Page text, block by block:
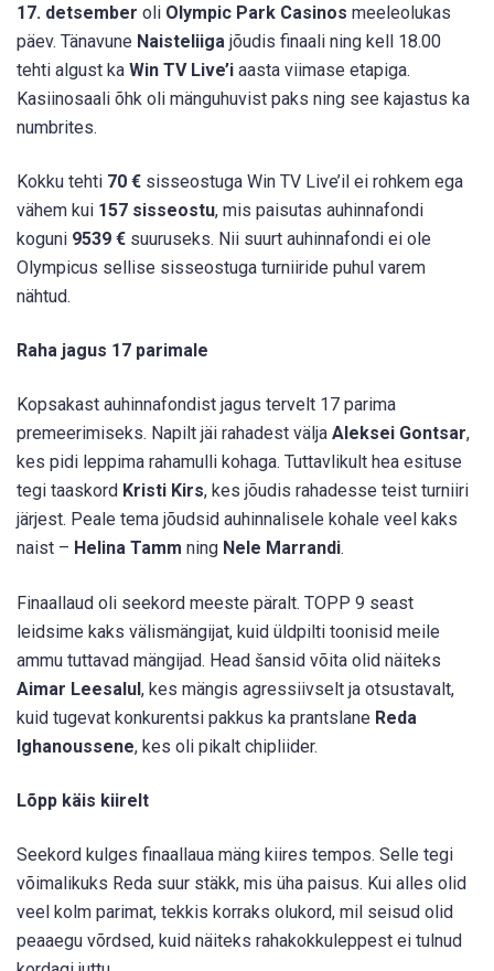
17. detsember oli Olympic Park Casinos meeleolukas
päev. Tänavune Naisteliiga jõudis finaali ning kell 18.00
tehti algust ka Win TV Live’i aasta viimase etapiga.
Kasiinosaali õhk oli mänguhuvist paks ning see kajastus ka
numbrites.
Kokku tehti 70 € sisseostuga Win TV Live’il ei rohkem ega
vähem kui 157 sisseostu, mis paisutas auhinnafondi
koguni 9539 € suuruseks. Nii suurt auhinnafondi ei ole
Olympicus sellise sisseostuga turniiride puhul varem
nähtud.
Raha jagus 17 parimale
Kopsakast auhinnafondist jagus tervelt 17 parima
premeerimiseks. Napilt jäi rahadest välja Aleksei Gontsar,
kes pidi leppima rahamulli kohaga. Tuttavlikult hea esituse
tegi taaskord Kristi Kirs, kes jõudis rahadesse teist turniiri
järjest. Peale tema jõudsid auhinnalisele kohale veel kaks
naist – Helina Tamm ning Nele Marrandi.
Finaallaud oli seekord meeste päralt. TOPP 9 seast
leidsime kaks välismängijat, kuid üldpilti toonisid meile
ammu tuttavad mängijad. Head šansid võita olid näiteks
Aimar Leesalul, kes mängis agressiivselt ja otsustavalt,
kuid tugevat konkurentsi pakkus ka prantslane Reda
Ighanoussene, kes oli pikalt chipliider.
Lõpp käis kiirelt
Seekord kulges finaallaua mäng kiires tempos. Selle tegi
võimalikuks Reda suur stäkk, mis üha paisus. Kui alles olid
veel kolm parimat, tekkis korraks olukord, mil seisud olid
peaaegu võrdsed, kuid näiteks rahakokkuleppest ei tulnud